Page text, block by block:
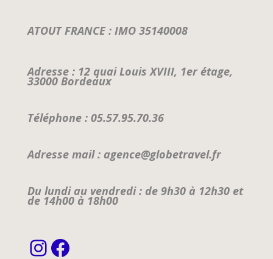
ATOUT FRANCE : IMO 35140008
Adresse : 12 quai Louis XVIII, 1er étage,
33000 Bordeaux
Téléphone : 05.57.95.70.36
Adresse mail : agence@globetravel.fr
Du lundi au vendredi : de 9h30 à 12h30 et
de 14h00 à 18h00
Instagram
Facebook